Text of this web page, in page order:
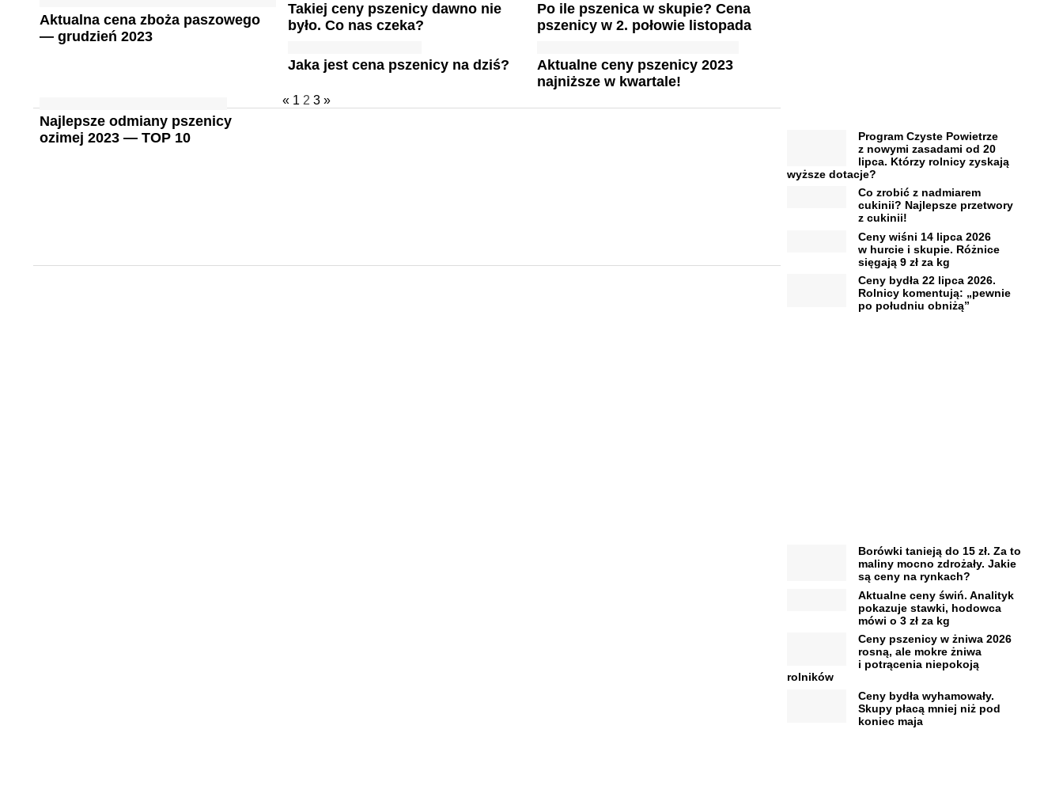
Aktualna cena zboża paszowego
— grudzień 2023
Takiej ceny pszenicy dawno nie
było. Co nas czeka?
Po ile pszenica w skupie? Cena
pszenicy w 2. połowie listopada
Jaka jest cena pszenicy na dziś?
Aktualne ceny pszenicy 2023
najniższe w kwartale!
Najlepsze odmiany pszenicy
ozimej 2023 — TOP 10
« 1 2 3 »
Program Czyste Powietrze
z nowymi zasadami od 20
lipca. Którzy rolnicy zyskają
wyższe dotacje?
Co zrobić z nadmiarem
cukinii? Najlepsze przetwory
z cukinii!
Ceny wiśni 14 lipca 2026
w hurcie i skupie. Różnice
sięgają 9 zł za kg
Ceny bydła 22 lipca 2026.
Rolnicy komentują: „pewnie
po południu obniżą”
Borówki tanieją do 15 zł. Za to
maliny mocno zdrożały. Jakie
są ceny na rynkach?
Aktualne ceny świń. Analityk
pokazuje stawki, hodowca
mówi o 3 zł za kg
Ceny pszenicy w żniwa 2026
rosną, ale mokre żniwa
i potrącenia niepokoją
rolników
Ceny bydła wyhamowały.
Skupy płacą mniej niż pod
koniec maja